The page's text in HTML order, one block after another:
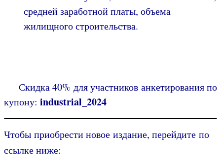
средней заработной платы, объема
жилищного строительства.
Скидка 40% для участников анкетирования по
купону: industrial_2024
Чтобы приобрести новое издание, перейдите по
ссылке ниже: